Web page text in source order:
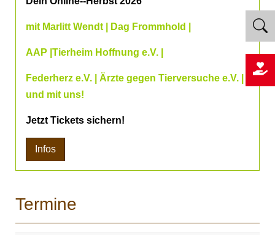
mit Marlitt Wendt | Dag Frommhold |
AAP |Tierheim Hoffnung e.V. |
Federherz e.V. | Ärzte gegen Tierversuche e.V. |
und mit uns!
Jetzt Tickets sichern!
Infos
Termine